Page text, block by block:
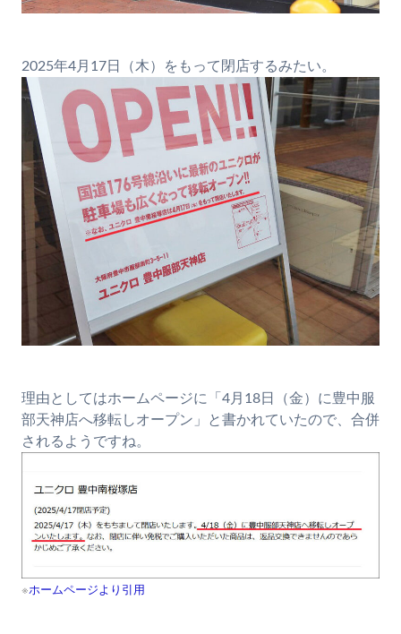
2025年4月17日（木）をもって閉店するみたい。
理由としてはホームページに「4月18日（金）に豊中服
部天神店へ移転しオープン」と書かれていたので、合併
されるようですね。
※ホームページより引用